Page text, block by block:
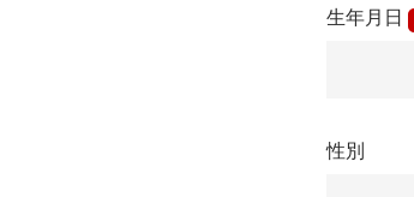
生年月日
性別